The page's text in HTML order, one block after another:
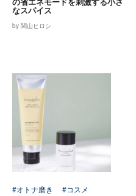
なスパイス
by 関山ヒロシ
#オトナ磨き #コスメ